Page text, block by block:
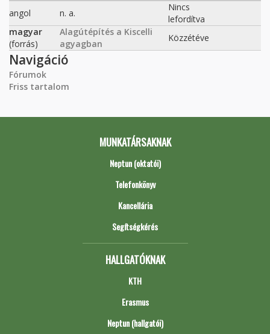
angol
n. a.
Nincs
lefordítva
magyar
(forrás)
Alagútépítés a Kiscelli
agyagban
Közzétéve
Navigáció
Fórumok
Friss tartalom
MUNKATÁRSAKNAK
Neptun (oktatói)
Telefonkönyv
Kancellária
Segítségkérés
HALLGATÓKNAK
KTH
Erasmus
Neptun (hallgatói)